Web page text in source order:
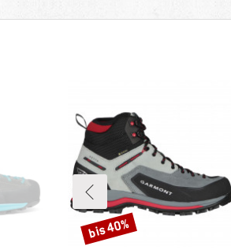
Rabatt
bis 40%